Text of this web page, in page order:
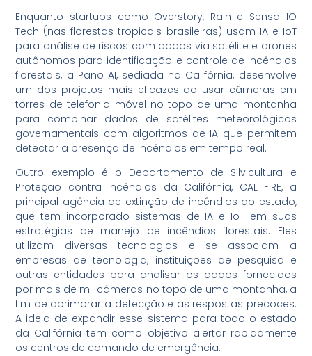
Enquanto startups como Overstory, Rain e Sensa IO
Tech (nas florestas tropicais brasileiras) usam IA e IoT
para análise de riscos com dados via satélite e drones
autônomos para identificação e controle de incêndios
florestais, a Pano AI, sediada na Califórnia, desenvolve
um dos projetos mais eficazes ao usar câmeras em
torres de telefonia móvel no topo de uma montanha
para combinar dados de satélites meteorológicos
governamentais com algoritmos de IA que permitem
detectar a presença de incêndios em tempo real.
Outro exemplo é o Departamento de Silvicultura e
Proteção contra Incêndios da Califórnia, CAL FIRE, a
principal agência de extinção de incêndios do estado,
que tem incorporado sistemas de IA e IoT em suas
estratégias de manejo de incêndios florestais. Eles
utilizam diversas tecnologias e se associam a
empresas de tecnologia, instituições de pesquisa e
outras entidades para analisar os dados fornecidos
por mais de mil câmeras no topo de uma montanha, a
fim de aprimorar a detecção e as respostas precoces.
A ideia de expandir esse sistema para todo o estado
da Califórnia tem como objetivo alertar rapidamente
os centros de comando de emergência.